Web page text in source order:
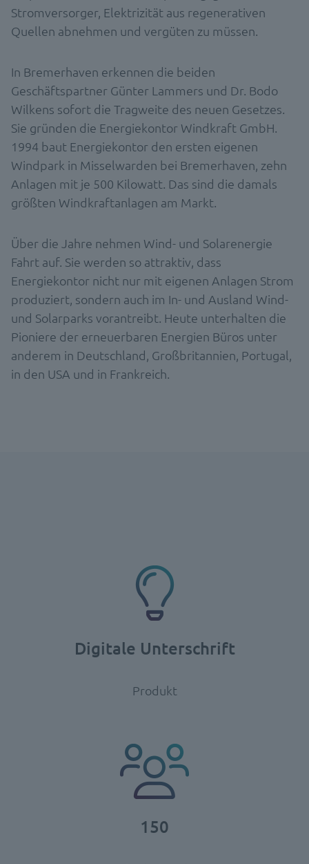
Stromversorger, Elektrizität aus regenerativen
Quellen abnehmen und vergüten zu müssen.
In Bremerhaven erkennen die beiden
Geschäftspartner Günter Lammers und Dr. Bodo
Wilkens sofort die Tragweite des neuen Gesetzes.
Sie gründen die Energiekontor Windkraft GmbH.
1994 baut Energiekontor den ersten eigenen
Windpark in Misselwarden bei Bremerhaven, zehn
Anlagen mit je 500 Kilowatt. Das sind die damals
größten Windkraftanlagen am Markt.
Über die Jahre nehmen Wind- und Solarenergie
Fahrt auf. Sie werden so attraktiv, dass
Energiekontor nicht nur mit eigenen Anlagen Strom
produziert, sondern auch im In- und Ausland Wind-
und Solarparks vorantreibt. Heute unterhalten die
Pioniere der erneuerbaren Energien Büros unter
anderem in Deutschland, Großbritannien, Portugal,
in den USA und in Frankreich.
Digitale Unterschrift
Produkt
150